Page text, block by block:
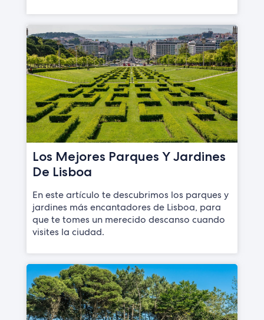
Los Mejores Parques Y Jardines
De Lisboa
En este artículo te descubrimos los parques y
jardines más encantadores de Lisboa, para
que te tomes un merecido descanso cuando
visites la ciudad.